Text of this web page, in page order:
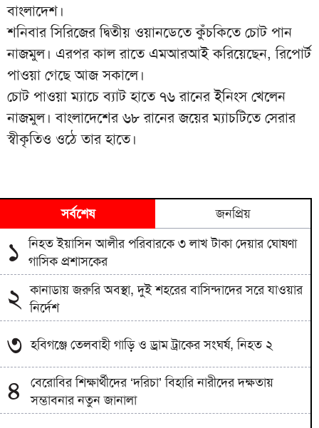
বাংলাদেশ।
শনিবার সিরিজের দ্বিতীয় ওয়ানডেতে কুঁচকিতে চোট পান
নাজমুল। এরপর কাল রাতে এমআরআই করিয়েছেন, রিপোর্ট
পাওয়া গেছে আজ সকালে।
চোট পাওয়া ম্যাচে ব্যাট হাতে ৭৬ রানের ইনিংস খেলেন
নাজমুল। বাংলাদেশের ৬৮ রানের জয়ের ম্যাচটিতে সেরার
স্বীকৃতিও ওঠে তার হাতে।
সর্বশেষ জনপ্রিয়
১ নিহত ইয়াসিন আলীর পরিবারকে ৩ লাখ টাকা দেয়ার ঘোষণা
গাসিক প্রশাসকের
২
কানাডায় জরুরি অবস্থা, দুই শহরের বাসিন্দাদের সরে যাওয়ার
নির্দেশ
৩ হবিগঞ্জে তেলবাহী গাড়ি ও ড্রাম ট্রাকের সংঘর্ষ, নিহত ২
৪
বেরোবির শিক্ষার্থীদের ‘দরিচা’ বিহারি নারীদের দক্ষতায়
সম্ভাবনার নতুন জানালা